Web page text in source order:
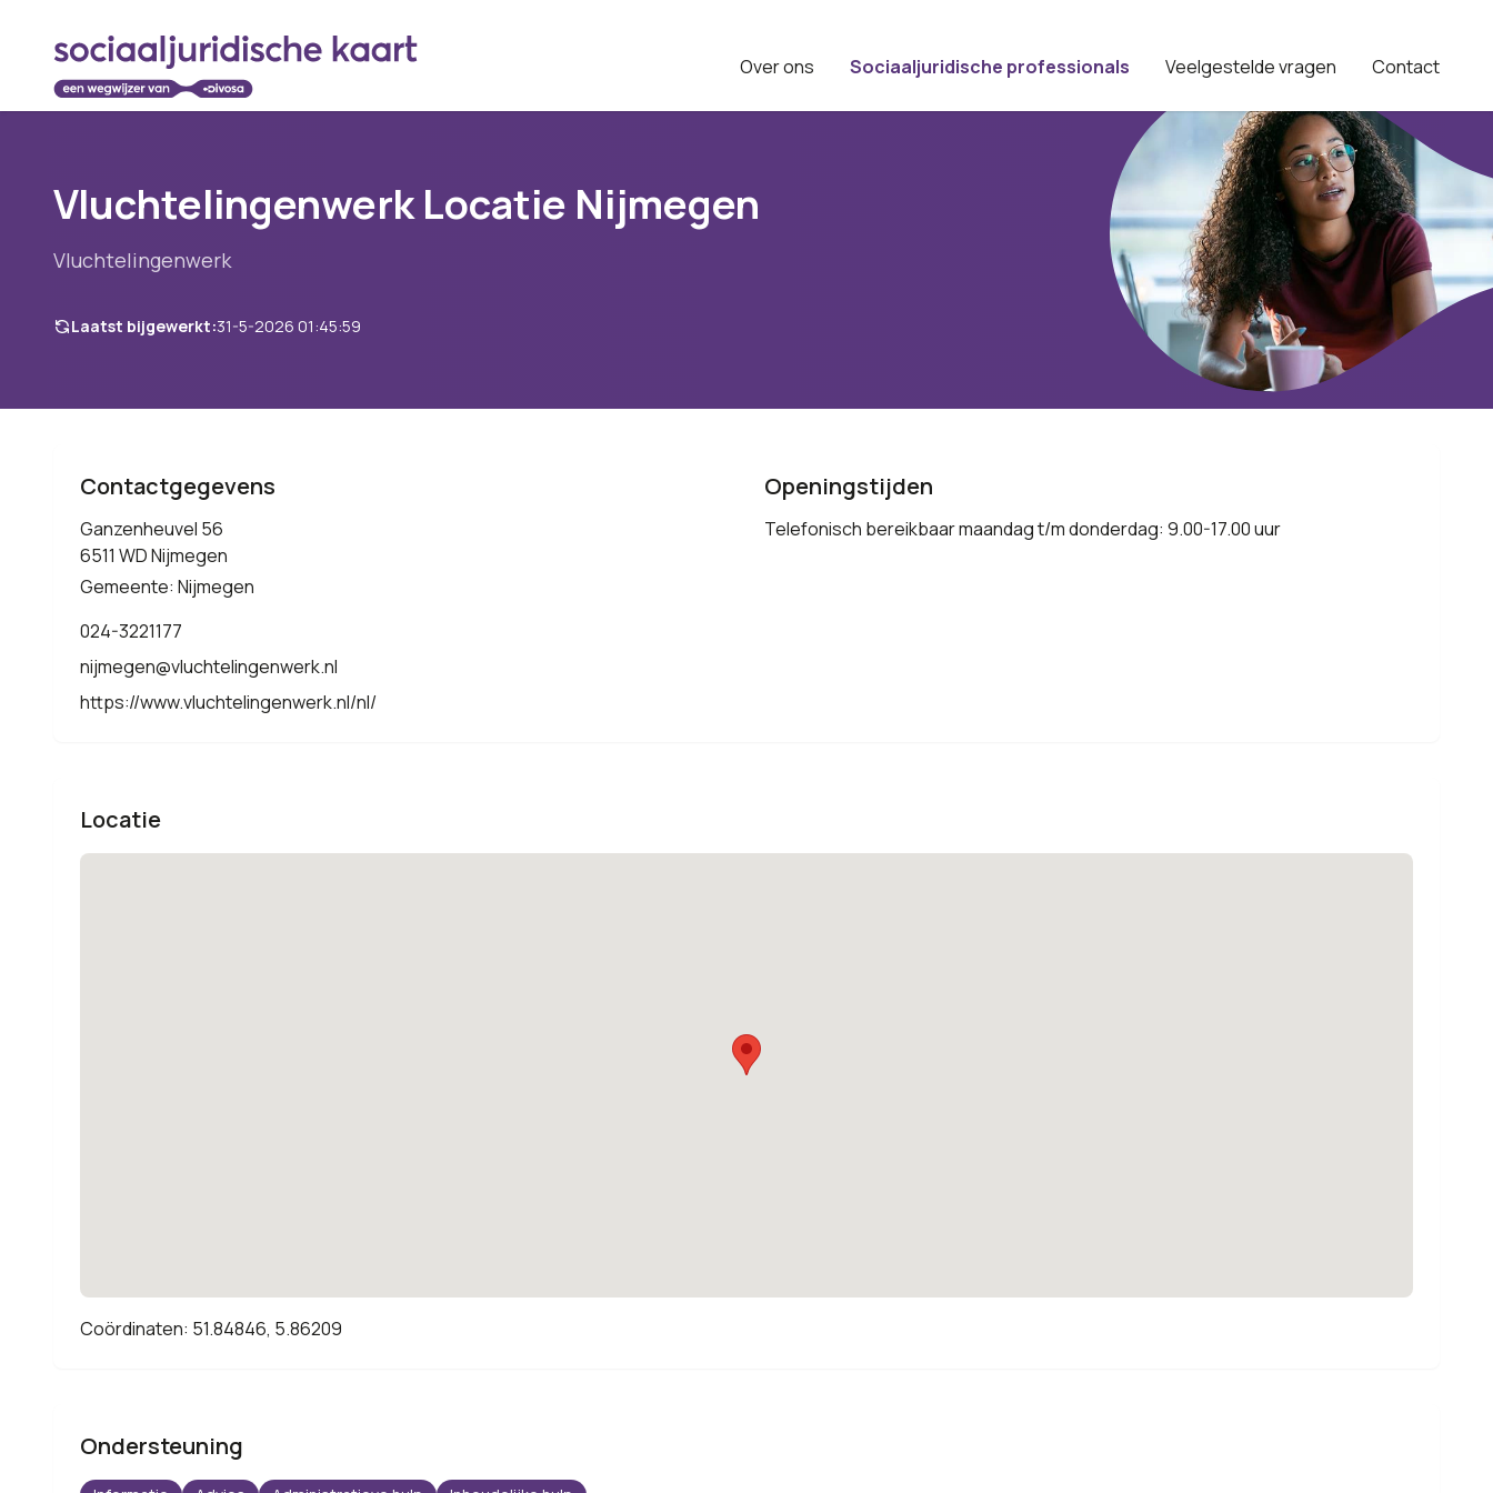
Over ons Sociaaljuridische professionals Veelgestelde vragen Contact
Vluchtelingenwerk Locatie Nijmegen
Vluchtelingenwerk
Laatst bijgewerkt:31-5-2026 01:45:59
Contactgegevens
Ganzenheuvel 56
6511 WD Nijmegen
Gemeente: Nijmegen
024-3221177
nijmegen@vluchtelingenwerk.nl
https://www.vluchtelingenwerk.nl/nl/
Openingstijden
Telefonisch bereikbaar maandag t/m donderdag: 9.00-17.00 uur
Locatie
Coördinaten: 51.84846, 5.86209
Ondersteuning